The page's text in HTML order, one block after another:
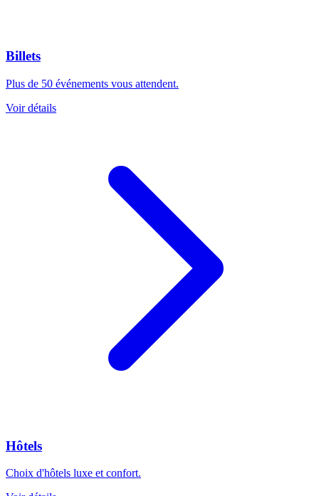
Billets
Plus de 50 événements vous attendent.
Voir détails
Hôtels
Choix d'hôtels luxe et confort.